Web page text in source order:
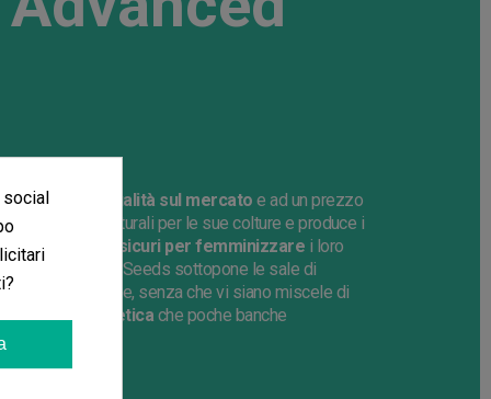
migliore qualità sul mercato e ad un prezzo
fertilizzanti naturali per le sue colture e produce i
metodi molto sicuri per femminizzare i loro
Advanced Seeds sottopone le sale di
di ciascun seme, senza che vi siano miscele di
stabilità genetica che poche banche
social